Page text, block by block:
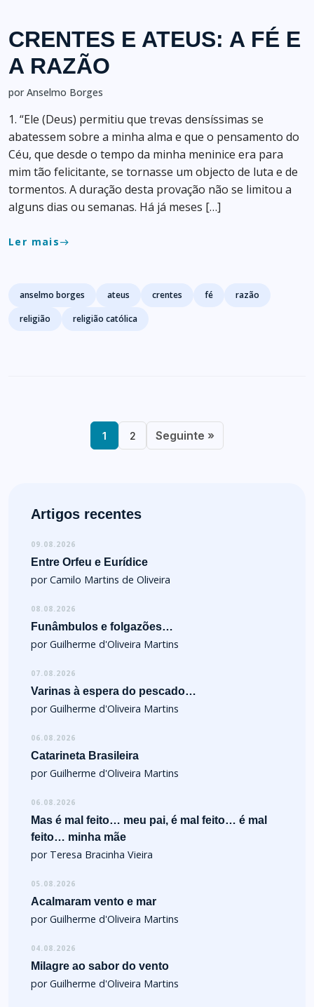
CRENTES E ATEUS: A FÉ E
A RAZÃO
por Anselmo Borges
1. “Ele (Deus) permitiu que trevas densíssimas se
abatessem sobre a minha alma e que o pensamento do
Céu, que desde o tempo da minha meninice era para
mim tão felicitante, se tornasse um objecto de luta e de
tormentos. A duração desta provação não se limitou a
alguns dias ou semanas. Há já meses […]
Ler maiseast
Tags
anselmo borges ateus crentes fé
razão
religião
religião católica
1 2 Seguinte »
Artigos recentes
09.08.2026
Entre Orfeu e Eurídice
por Camilo Martins de Oliveira
08.08.2026
Funâmbulos e folgazões…
por Guilherme d'Oliveira Martins
07.08.2026
Varinas à espera do pescado…
por Guilherme d'Oliveira Martins
06.08.2026
Catarineta Brasileira
por Guilherme d'Oliveira Martins
06.08.2026
Mas é mal feito… meu pai, é mal feito… é mal
feito… minha mãe
por Teresa Bracinha Vieira
05.08.2026
Acalmaram vento e mar
por Guilherme d'Oliveira Martins
04.08.2026
Milagre ao sabor do vento
por Guilherme d'Oliveira Martins